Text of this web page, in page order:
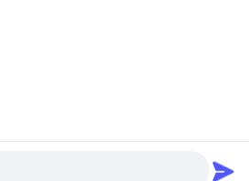
সার্কিট ICS সরবরাহকারী.কপিরাইট © 2023-2026